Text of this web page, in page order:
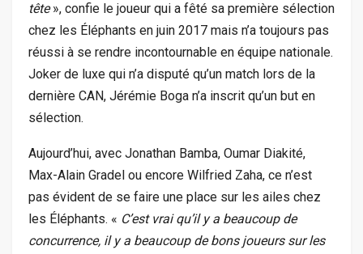
tête», confie le joueur qui a fêté sa première sélection
chez les Éléphants en juin 2017 mais n’a toujours pas
réussi à se rendre incontournable en équipe nationale.
Joker de luxe qui n’a disputé qu’un match lors de la
dernière CAN, Jérémie Boga n’a inscrit qu’un but en
sélection.
Aujourd’hui, avec Jonathan Bamba, Oumar Diakité,
Max-Alain Gradel ou encore Wilfried Zaha, ce n’est
pas évident de se faire une place sur les ailes chez
les Éléphants. « C’est vrai qu’il y a beaucoup de
concurrence, il y a beaucoup de bons joueurs sur les